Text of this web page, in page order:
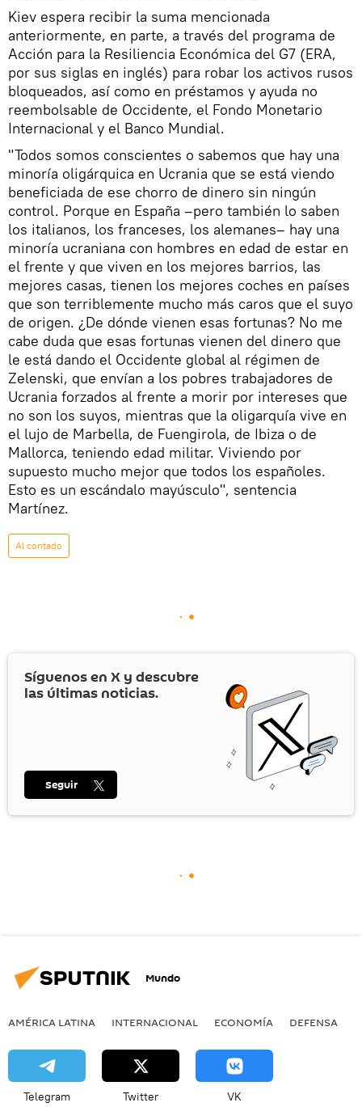
Kiev espera recibir la suma mencionada
anteriormente, en parte, a través del programa de
Acción para la Resiliencia Económica del G7 (ERA,
por sus siglas en inglés) para robar los activos rusos
bloqueados, así como en préstamos y ayuda no
reembolsable de Occidente, el Fondo Monetario
Internacional y el Banco Mundial.
"Todos somos conscientes o sabemos que hay una
minoría oligárquica en Ucrania que se está viendo
beneficiada de ese chorro de dinero sin ningún
control. Porque en España –pero también lo saben
los italianos, los franceses, los alemanes– hay una
minoría ucraniana con hombres en edad de estar en
el frente y que viven en los mejores barrios, las
mejores casas, tienen los mejores coches en países
que son terriblemente mucho más caros que el suyo
de origen. ¿De dónde vienen esas fortunas? No me
cabe duda que esas fortunas vienen del dinero que
le está dando el Occidente global al régimen de
Zelenski, que envían a los pobres trabajadores de
Ucrania forzados al frente a morir por intereses que
no son los suyos, mientras que la oligarquía vive en
el lujo de Marbella, de Fuengirola, de Ibiza o de
Mallorca, teniendo edad militar. Viviendo por
supuesto mucho mejor que todos los españoles.
Esto es un escándalo mayúsculo", sentencia
Martínez.
Al contado
Síguenos en X y descubre
las últimas noticias.
Seguir
Mundo
AMÉRICA LATINA INTERNACIONAL ECONOMÍA DEFENSA
Telegram Twitter VK